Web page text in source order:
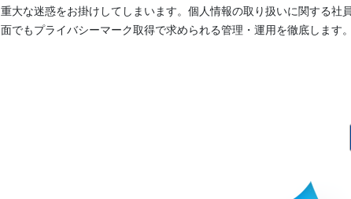
重大な迷惑をお掛けしてしまいます。個人情報の取り扱いに関する社
面でもプライバシーマーク取得で求められる管理・運用を徹底します。